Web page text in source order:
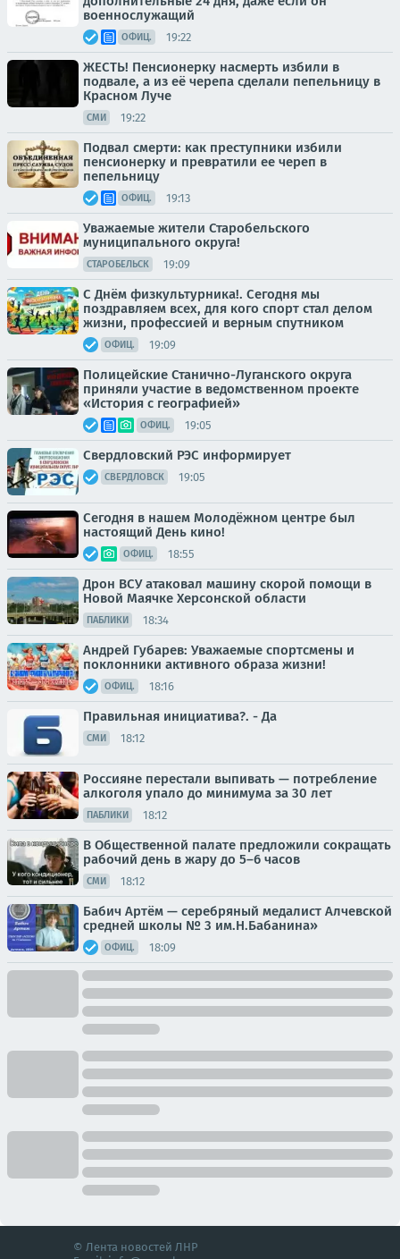
военнослужащий
ОФИЦ. 19:22
ЖЕСТЬ! Пенсионерку насмерть избили в
подвале, а из её черепа сделали пепельницу в
Красном Луче
СМИ 19:22
Подвал смерти: как преступники избили
пенсионерку и превратили ее череп в
пепельницу
ОФИЦ. 19:13
Уважаемые жители Старобельского
муниципального округа!
СТАРОБЕЛЬСК 19:09
С Днём физкультурника!. Сегодня мы
поздравляем всех, для кого спорт стал делом
жизни, профессией и верным спутником
ОФИЦ. 19:09
Полицейские Станично-Луганского округа
приняли участие в ведомственном проекте
«История с географией»
ОФИЦ. 19:05
Свердловский РЭС информирует
СВЕРДЛОВСК 19:05
Сегодня в нашем Молодёжном центре был
настоящий День кино!
ОФИЦ. 18:55
Дрон ВСУ атаковал машину скорой помощи в
Новой Маячке Херсонской области
ПАБЛИКИ 18:34
Андрей Губарев: Уважаемые спортсмены и
поклонники активного образа жизни!
ОФИЦ. 18:16
Правильная инициатива?. - Да
СМИ 18:12
Россияне перестали выпивать — потребление
алкоголя упало до минимума за 30 лет
ПАБЛИКИ 18:12
В Общественной палате предложили сокращать
рабочий день в жару до 5–6 часов
СМИ 18:12
Бабич Артём — серебряный медалист Алчевской
средней школы № 3 им.Н.Бабанина»
ОФИЦ. 18:09
© Лента новостей ЛНР